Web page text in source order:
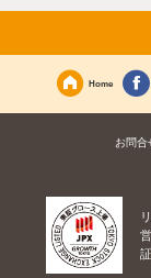
Home
お問合